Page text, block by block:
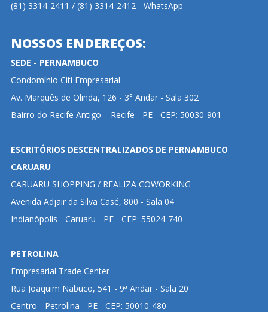
(81) 3314-2411 / (81) 3314-2412 - WhatsApp
NOSSOS ENDEREÇOS:
SEDE - PERNAMBUCO
Condomínio Citi Empresarial
Av. Marquês de Olinda, 126 - 3° Andar - Sala 302
Bairro do Recife Antigo – Recife - PE - CEP: 50030-901
ESCRITÓRIOS DESCENTRALIZADOS DE PERNAMBUCO
CARUARU
CARUARU SHOPPING / REALIZA COWORKING
Avenida Adjair da Silva Casé, 800 - Sala 04
Indianópolis - Caruaru - PE - CEP: 55024-740
PETROLINA
Empresarial Trade Center
Rua Joaquim Nabuco, 541 - 9ª Andar - Sala 20
Centro - Petrolina - PE - CEP: 50010-480